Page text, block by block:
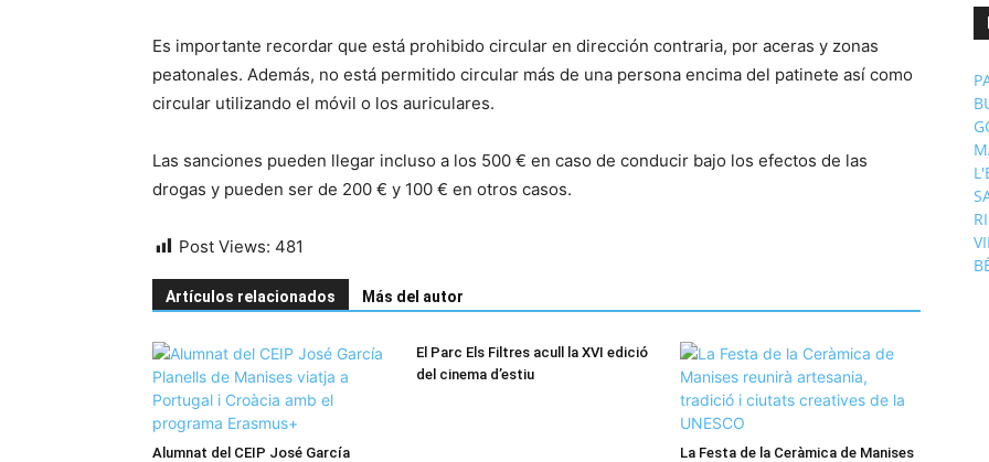
Es importante recordar que está prohibido circular en dirección contraria, por aceras y zonas
peatonales. Además, no está permitido circular más de una persona encima del patinete así como
circular utilizando el móvil o los auriculares.
Las sanciones pueden llegar incluso a los 500 € en caso de conducir bajo los efectos de las
drogas y pueden ser de 200 € y 100 € en otros casos.
Post Views: 481
Artículos relacionados Más del autor
Alumnat del CEIP José García
El Parc Els Filtres acull la XVI edició
del cinema d’estiu
La Festa de la Ceràmica de Manises